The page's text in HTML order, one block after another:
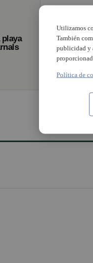
playa
Utilizamos
También
publicidad y
Política de